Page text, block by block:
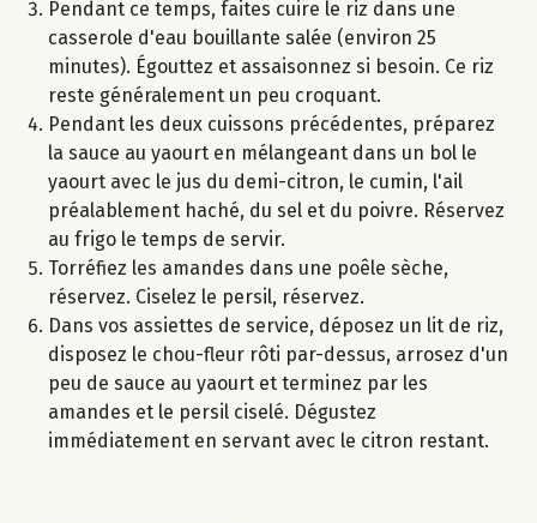
Pendant ce temps, faites cuire le riz dans une
casserole d'eau bouillante salée (environ 25
minutes). Égouttez et assaisonnez si besoin. Ce riz
reste généralement un peu croquant.
Pendant les deux cuissons précédentes, préparez
la sauce au yaourt en mélangeant dans un bol le
yaourt avec le jus du demi-citron, le cumin, l'ail
préalablement haché, du sel et du poivre. Réservez
au frigo le temps de servir.
Torréfiez les amandes dans une poêle sèche,
réservez. Ciselez le persil, réservez.
Dans vos assiettes de service, déposez un lit de riz,
disposez le chou-fleur rôti par-dessus, arrosez d'un
peu de sauce au yaourt et terminez par les
amandes et le persil ciselé. Dégustez
immédiatement en servant avec le citron restant.